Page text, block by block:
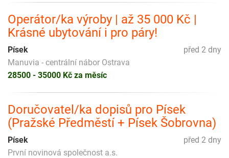
Operátor/ka výroby | až 35 000 Kč |
Krásné ubytování i pro páry!
před 2 dny
Písek
Manuvia - centrální nábor Ostrava
28500 - 35000 Kč za měsíc
Doručovatel/ka dopisů pro Písek
(Pražské Předměstí + Písek Šobrovna)
před 2 dny
Písek
První novinová společnost a.s.